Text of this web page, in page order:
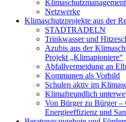
Klimaschutzmanagement
Netzwerke
Klimaschutzprojekte aus der
STADTRADELN
Trinkwasser und
Azubis aus der
Projekt „Klimapioniere“
Abfallvermeidung an
Kommunen als Vorbild
Schulen aktiv im
Klimafreundlich
Von Bürger zu Bürger –
Energieeffizienz und